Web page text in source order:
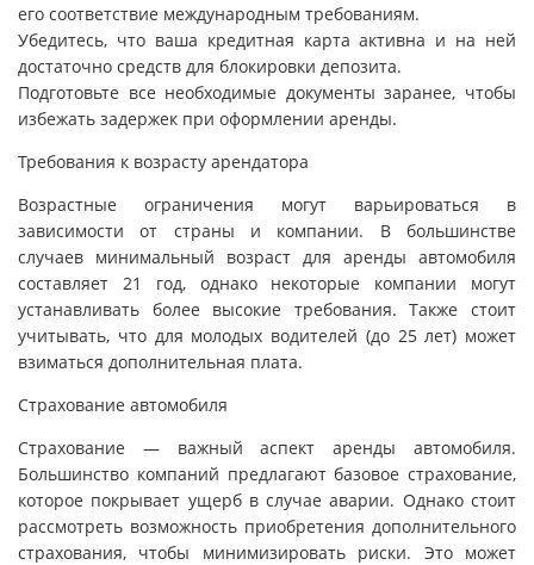
его соответствие международным требованиям.
Убедитесь, что ваша кредитная карта активна и на ней
достаточно средств для блокировки депозита.
Подготовьте все необходимые документы заранее, чтобы
избежать задержек при оформлении аренды.
Требования к возрасту арендатора
Возрастные ограничения могут варьироваться в
зависимости от страны и компании. В большинстве
случаев минимальный возраст для аренды автомобиля
составляет 21 год, однако некоторые компании могут
устанавливать более высокие требования. Также стоит
учитывать, что для молодых водителей (до 25 лет) может
взиматься дополнительная плата.
Страхование автомобиля
Страхование — важный аспект аренды автомобиля.
Большинство компаний предлагают базовое страхование,
которое покрывает ущерб в случае аварии. Однако стоит
рассмотреть возможность приобретения дополнительного
страхования, чтобы минимизировать риски. Это может